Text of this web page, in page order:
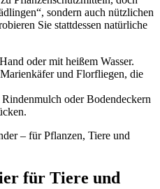
sondern auch nützlichen
Sie stattdessen natürliche
oder mit heißem Wasser.
und Florfliegen, die
oder Bodendeckern
– für Pflanzen, Tiere und
für Tiere und